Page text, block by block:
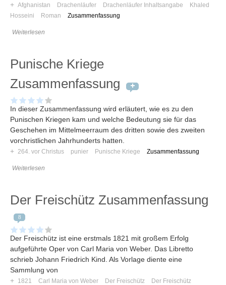
+ Afghanistan Drachenläufer Drachenläufer Inhaltsangabe
Khaled
Hosseini
Roman Zusammenfassung
Weiterlesen
Punische Kriege
Zusammenfassung
In dieser Zusammenfassung wird erläutert, wie es zu den
Punischen Kriegen kam und welche Bedeutung sie für das
Geschehen im Mittelmeerraum des dritten sowie des zweiten
vorchristlichen Jahrhunderts hatten.
+ 264. vor Christus punier Punische Kriege Zusammenfassung
Weiterlesen
Der Freischütz Zusammenfassung
8
Der Freischütz ist eine erstmals 1821 mit großem Erfolg
aufgeführte Oper von Carl Maria von Weber. Das Libretto
schrieb Johann Friedrich Kind. Als Vorlage diente eine
Sammlung von
+ 1821 Carl Maria von Weber Der Freischütz
Der Freischütz